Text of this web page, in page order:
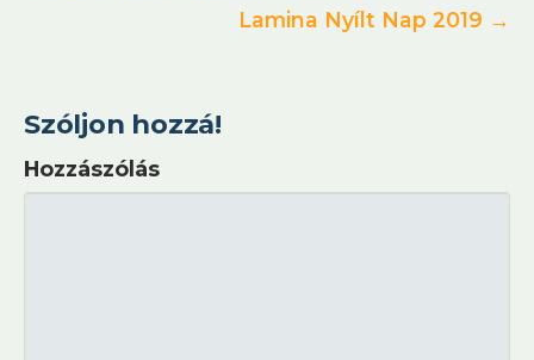
Lamina Nyílt Nap 2019 →
Szóljon hozzá!
Hozzászólás